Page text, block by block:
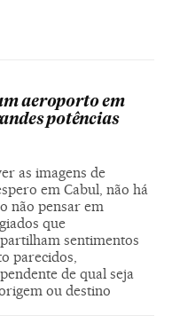
aeroporto em
potências
as imagens de
em Cabul, não há
não pensar em
que
sentimentos
parecidos,
de qual seja
ou destino